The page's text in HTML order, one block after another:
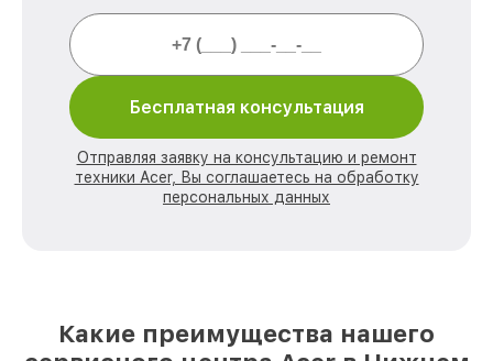
Бесплатная консультация
Отправляя заявку на консультацию и ремонт
техники Acer, Вы соглашаетесь на обработку
персональных данных
Какие преимущества нашего